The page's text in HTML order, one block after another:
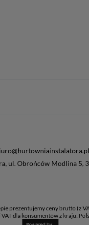
, ul. Obrońców Modlina 5,
prezentujemy ceny brutto (z
VAT dla konsumentów z kraju: